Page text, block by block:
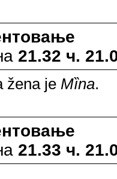
21.32 ч.
žena je Mȉna.
21.33 ч.